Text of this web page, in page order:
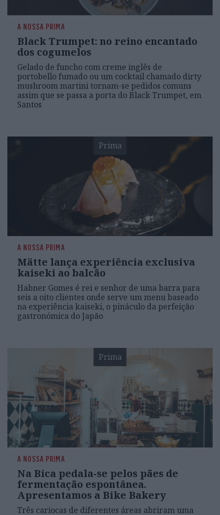
A NOSSA PRIMA
Black Trumpet: no reino encantado
dos cogumelos
Gelado de funcho com creme inglês de
portobello fumado ou um cocktail chamado dirty
mushroom martini tornam-se pedidos comuns
assim que se passa a porta do Black Trumpet, em
Santos
Prima
A NOSSA PRIMA
Mätte lança experiência exclusiva
kaiseki ao balcão
Habner Gomes é rei e senhor de uma barra para
seis a oito clientes onde serve um menu baseado
na experiência kaiseki, o pináculo da perfeição
gastronómica do Japão
Prima
A NOSSA PRIMA
Na Bica pedala-se pelos pães de
fermentação espontânea.
Apresentamos a Bike Bakery
Três cariocas de diferentes áreas abriram uma